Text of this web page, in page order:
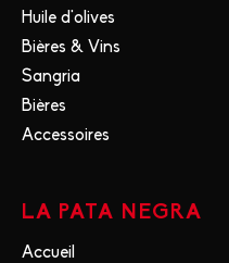
Huile d'olives
Bières & Vins
Sangria
Bières
Accessoires
LA PATA NEGRA
Accueil